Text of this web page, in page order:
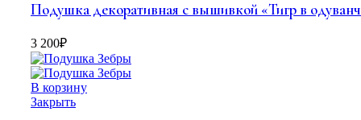
Подушка декоративная с вышивкой «Тигр в
3 200₽
В корзину
Закрыть